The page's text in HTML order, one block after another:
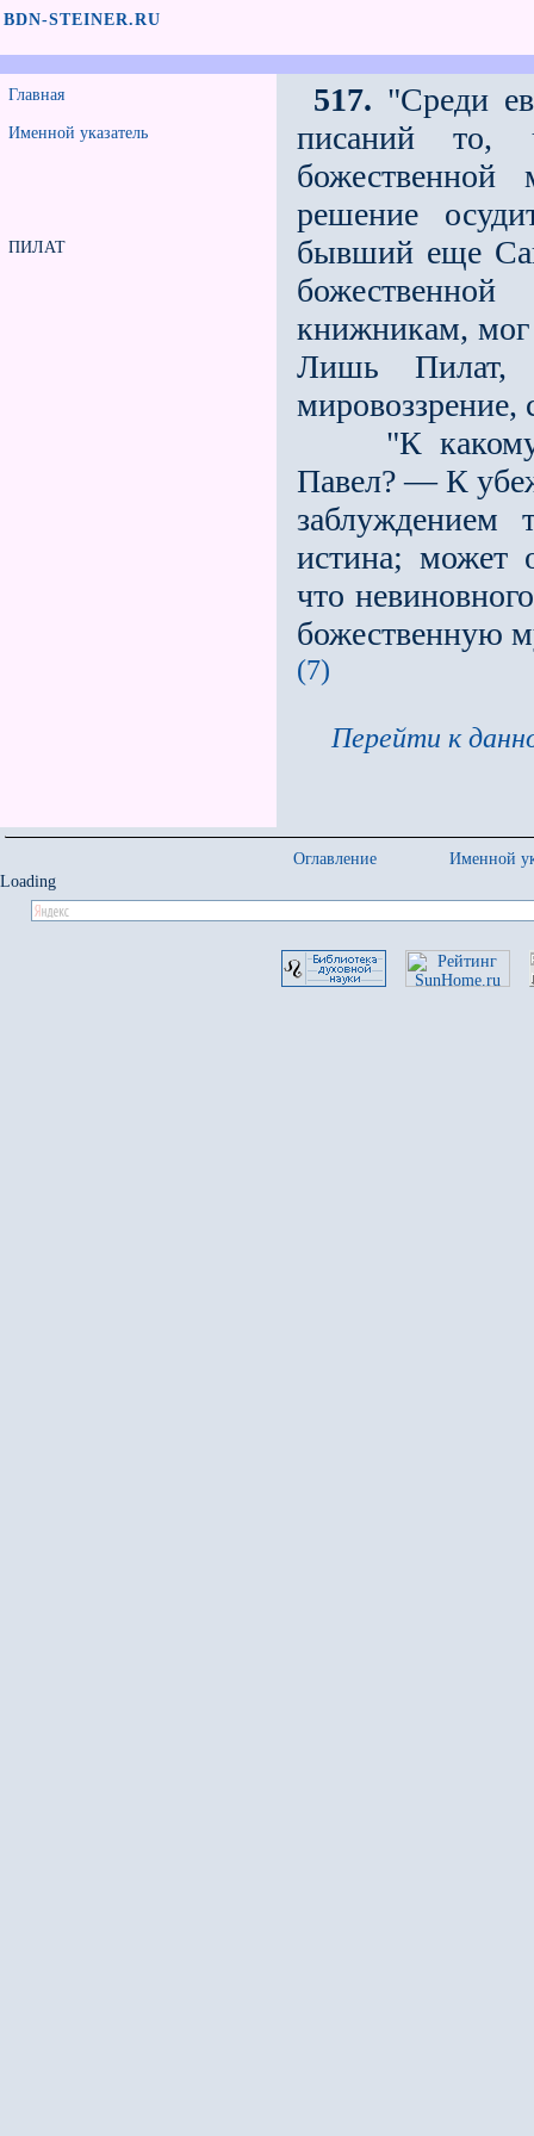
BDN-STEINER.RU
Главная
Именной указатель
ПИЛАТ
517. "Среди
писаний то,
божественной
решение
бывший еще
книжникам, мог
Лишь Пилат,
мировоззрение,
"К какому
Павел? — К
истина; может
что
божественную
(7)
Перейти к
Оглавление
Именной
Loading